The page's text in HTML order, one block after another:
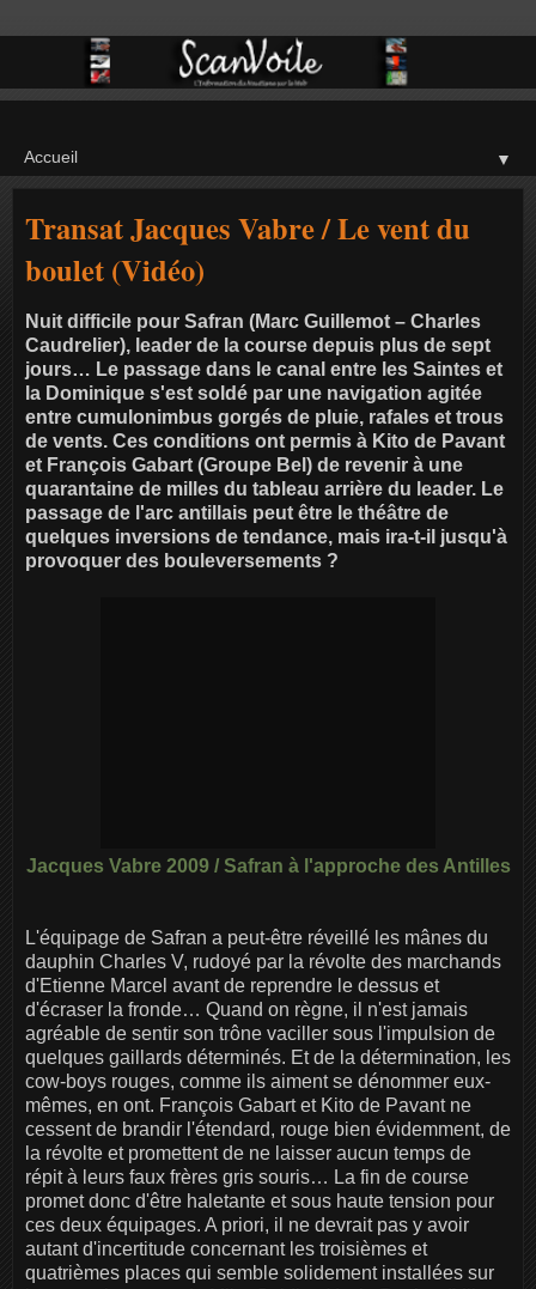
▼
Transat Jacques Vabre / Le vent du
boulet (Vidéo)
Nuit difficile pour Safran (Marc Guillemot – Charles
Caudrelier), leader de la course depuis plus de sept
jours… Le passage dans le canal entre les Saintes et
la Dominique s'est soldé par une navigation agitée
entre cumulonimbus gorgés de pluie, rafales et trous
de vents. Ces conditions ont permis à Kito de Pavant
et François Gabart (Groupe Bel) de revenir à une
quarantaine de milles du tableau arrière du leader. Le
passage de l'arc antillais peut être le théâtre de
quelques inversions de tendance, mais ira-t-il jusqu'à
provoquer des bouleversements ?
Jacques Vabre 2009 / Safran à l'approche des Antilles
L'équipage de Safran a peut-être réveillé les mânes du
dauphin Charles V, rudoyé par la révolte des marchands
d'Etienne Marcel avant de reprendre le dessus et
d'écraser la fronde… Quand on règne, il n'est jamais
agréable de sentir son trône vaciller sous l'impulsion de
quelques gaillards déterminés. Et de la détermination, les
cow-boys rouges, comme ils aiment se dénommer eux-
mêmes, en ont. François Gabart et Kito de Pavant ne
cessent de brandir l'étendard, rouge bien évidemment, de
la révolte et promettent de ne laisser aucun temps de
répit à leurs faux frères gris souris… La fin de course
promet donc d'être haletante et sous haute tension pour
ces deux équipages. A priori, il ne devrait pas y avoir
autant d'incertitude concernant les troisièmes et
quatrièmes places qui semble solidement installées sur